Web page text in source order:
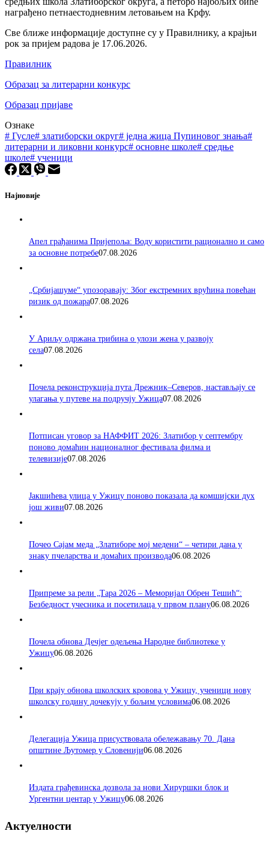
награђено петнаестодневним летовањем на Крфу.
Све ближе информације доступне су у Правилнику, а крајњи
рок за пријем радова је 17.06.2026.
Правилник
Образац за литерарни конкурс
Образац пријаве
Ознаке
# Гусле# златиборски округ# једна жица Пупиновог знања#
литерарни и ликовни конкурс# основне школе# средње
школе# ученици
Најновије
Апел грађанима Пријепоља: Воду користити рационално и само
за основне потребе07.08.2026
„Србијашуме“ упозоравају: Због екстремних врућина повећан
ризик од пожара07.08.2026
У Ариљу одржана трибина о улози жена у развоју
села07.08.2026
Почела реконструкција пута Дрежник–Северов, настављају се
улагања у путеве на подручју Ужица07.08.2026
Потписан уговор за НАФФИТ 2026: Златибор у септембру
поново домаћин националног фестивала филма и
телевизије07.08.2026
Јакшићева улица у Ужицу поново показала да комшијски дух
још живи07.08.2026
Почео Сајам меда „Златиборе мој медени“ – четири дана у
знаку пчеларства и домаћих производа06.08.2026
Припреме за рели „Тара 2026 – Меморијал Обрен Тешић“:
Безбедност учесника и посетилаца у првом плану06.08.2026
Почела обнова Дечјег одељења Народне библиотеке у
Ужицу06.08.2026
При крају обнова школских кровова у Ужицу, ученици нову
школску годину дочекују у бољим условима06.08.2026
Делегација Ужица присуствовала обележавању 70. Дана
општине Љутомер у Словенији06.08.2026
Издата грађевинска дозвола за нови Хируршки блок и
Ургентни центар у Ужицу06.08.2026
Актуелности